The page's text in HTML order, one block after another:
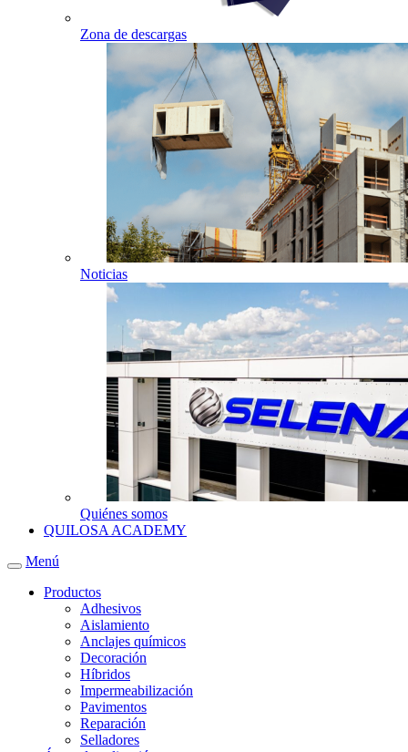
Zona de descargas
Noticias
Quiénes somos
QUILOSA ACADEMY
Menú
Productos
Adhesivos
Aislamiento
Anclajes químicos
Decoración
Híbridos
Impermeabilización
Pavimentos
Reparación
Selladores